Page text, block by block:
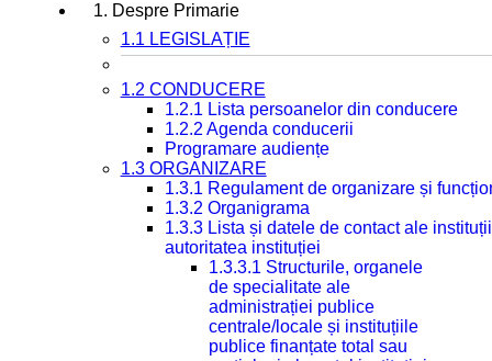
1. Despre Primarie
1.1 LEGISLAȚIE
1.2 CONDUCERE
1.2.1 Lista persoanelor din conducere
1.2.2 Agenda conducerii
Programare audiențe
1.3 ORGANIZARE
1.3.1 Regulament de organizare și
1.3.2 Organigrama
1.3.3 Lista și datele de contact ale
autoritatea instituției
1.3.3.1 Structurile, organele
de specialitate ale
administrației publice
centrale/locale și instituțiile
publice finanțate total sau